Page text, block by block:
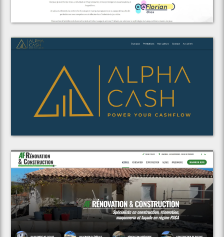
Florian Gras
Voir le projet
Alpha Cash Consulting
Voir le projet
AF Rénovation & Construction